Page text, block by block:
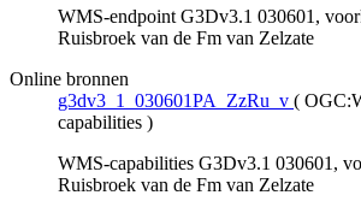
WMS-endpoint G3Dv3.1 030601,
Ruisbroek van de Fm van Zelzate
Online bronnen
g3dv3_1_030601PA_ZzRu_v (
capabilities )
WMS-capabilities G3Dv3.1 030601,
Ruisbroek van de Fm van Zelzate